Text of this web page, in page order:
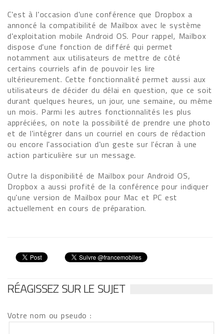
C'est à l'occasion d'une conférence que Dropbox a
annoncé la compatibilité de Mailbox avec le système
d'exploitation mobile Android OS. Pour rappel, Mailbox
dispose d'une fonction de différé qui permet
notamment aux utilisateurs de mettre de côté
certains courriels afin de pouvoir les lire
ultérieurement. Cette fonctionnalité permet aussi aux
utilisateurs de décider du délai en question, que ce soit
durant quelques heures, un jour, une semaine, ou même
un mois. Parmi les autres fonctionnalités les plus
appréciées, on note la possibilité de prendre une photo
et de l'intégrer dans un courriel en cours de rédaction
ou encore l'association d'un geste sur l'écran à une
action particulière sur un message.
Outre la disponibilité de Mailbox pour Android OS,
Dropbox a aussi profité de la conférence pour indiquer
qu'une version de Mailbox pour Mac et PC est
actuellement en cours de préparation.
RÉAGISSEZ SUR LE SUJET
Votre nom ou pseudo :